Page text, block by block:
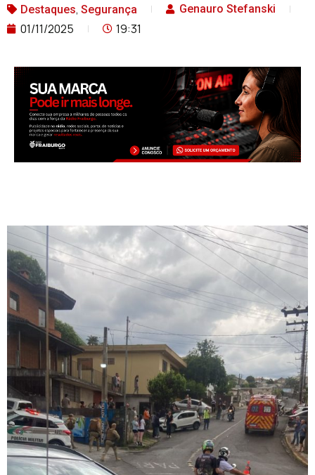
Destaques, Segurança Genauro Stefanski
01/11/2025 19:31